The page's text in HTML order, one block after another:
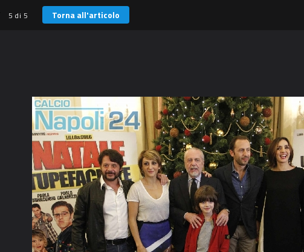
5 di 5 Torna all'articolo